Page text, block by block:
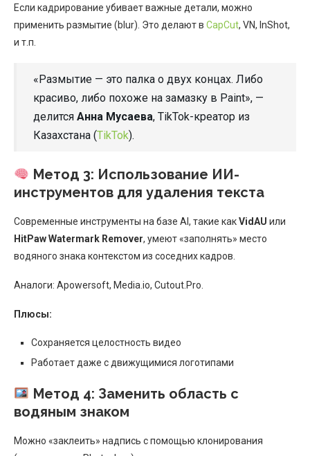
Если кадрирование убивает важные детали, можно
применить размытие (blur). Это делают в CapCut, VN, InShot,
и т.п.
«Размытие — это палка о двух концах. Либо
красиво, либо похоже на замазку в Paint», —
делится Анна Мусаева, TikTok-креатор из
Казахстана (TikTok).
Метод 3: Использование ИИ-
инструментов для удаления текста
Современные инструменты на базе AI, такие какVidAU или
HitPaw Watermark Remover, умеют «заполнять» место
водяного знака контекстом из соседних кадров.
Аналоги: Apowersoft, Media.io, Cutout.Pro.
Плюсы:
Сохраняется целостность видео
Работает даже с движущимися логотипами
Метод 4: Заменить область с
водяным знаком
Можно «заклеить» надпись с помощью клонирования